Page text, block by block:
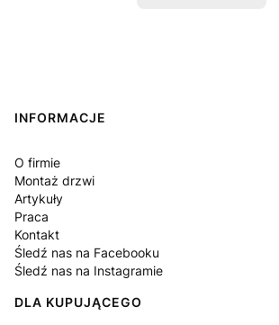
Linki w stopce
INFORMACJE
O firmie
Montaż drzwi
Artykuły
Praca
Kontakt
Śledź nas na Facebooku
Śledź nas na Instagramie
DLA KUPUJĄCEGO